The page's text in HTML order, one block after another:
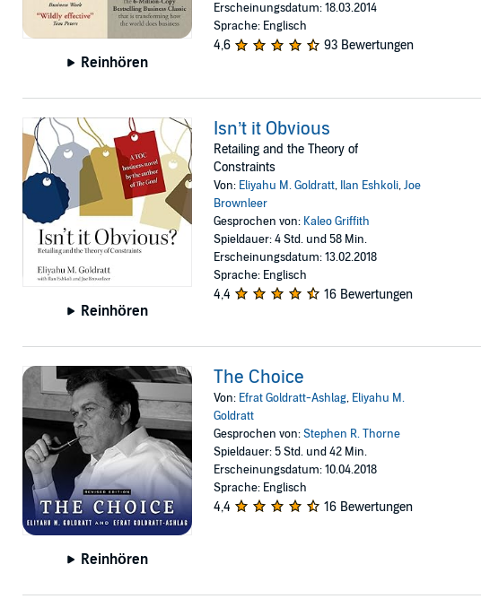
Reinhören
Erscheinungsdatum: 18.03.2014
Sprache: Englisch
4,6 93 Bewertungen
Reinhören
Isn’t it Obvious
Retailing and the Theory of
Constraints
Von: Eliyahu M. Goldratt, Ilan Eshkoli,Joe
Brownleer
Gesprochen von: Kaleo Griffith
Spieldauer: 4 Std. und 58 Min.
Erscheinungsdatum: 13.02.2018
Sprache: Englisch
4,4 16 Bewertungen
Reinhören
The Choice
Von: Efrat Goldratt-Ashlag, Eliyahu M.
Goldratt
Gesprochen von:Stephen R. Thorne
Spieldauer: 5 Std. und 42 Min.
Erscheinungsdatum: 10.04.2018
Sprache: Englisch
4,4 16 Bewertungen